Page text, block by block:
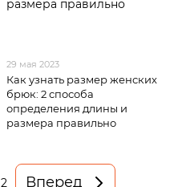
29 мая 2023
Как узнать размер женских
брюк: 2 способа
определения длины и
размера правильно
Вперед